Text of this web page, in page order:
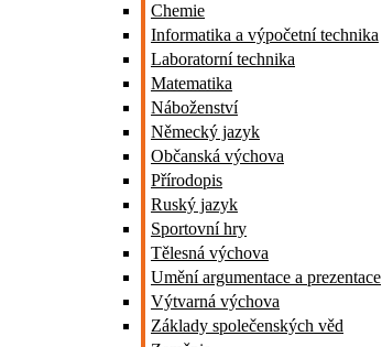
Chemie
Informatika a výpočetní technika
Laboratorní technika
Matematika
Náboženství
Německý jazyk
Občanská výchova
Přírodopis
Ruský jazyk
Sportovní hry
Tělesná výchova
Umění argumentace a prezentace
Výtvarná výchova
Základy společenských věd